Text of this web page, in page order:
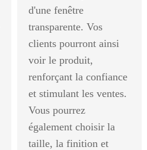
d'une fenêtre
transparente. Vos
clients pourront ainsi
voir le produit,
renforçant la confiance
et stimulant les ventes.
Vous pourrez
également choisir la
taille, la finition et